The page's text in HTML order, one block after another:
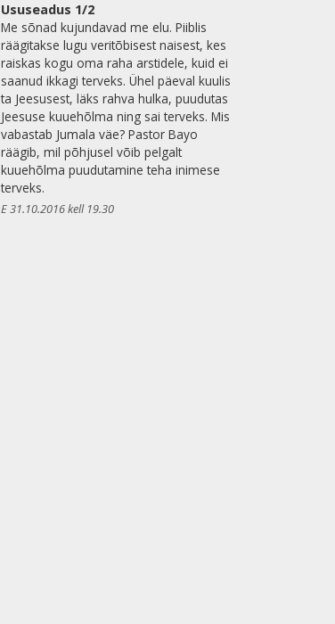
Ususeadus 1/2
Me sõnad kujundavad me elu. Piiblis
räägitakse lugu veritõbisest naisest, kes
raiskas kogu oma raha arstidele, kuid ei
saanud ikkagi terveks. Ühel päeval kuulis
ta Jeesusest, läks rahva hulka, puudutas
Jeesuse kuuehõlma ning sai terveks. Mis
vabastab Jumala väe? Pastor Bayo
räägib, mil põhjusel võib pelgalt
kuuehõlma puudutamine teha inimese
terveks.
E 31.10.2016 kell 19.30